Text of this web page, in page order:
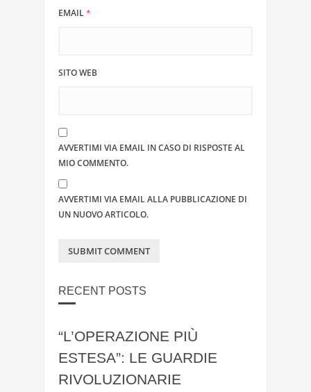
EMAIL*
SITO WEB
AVVERTIMI VIA EMAIL IN CASO DI RISPOSTE AL
MIO COMMENTO.
AVVERTIMI VIA EMAIL ALLA PUBBLICAZIONE DI
UN NUOVO ARTICOLO.
RECENT POSTS
“L’OPERAZIONE PIÙ
ESTESA”: LE GUARDIE
RIVOLUZIONARIE